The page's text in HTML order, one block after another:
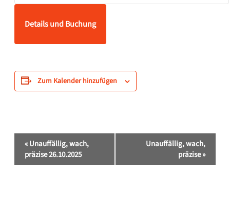
Details und Buchung
Zum Kalender hinzufügen
Veranstaltung-
Navigation
«Unauffällig, wach,
präzise 26.10.2025
Unauffällig, wach,
präzise»